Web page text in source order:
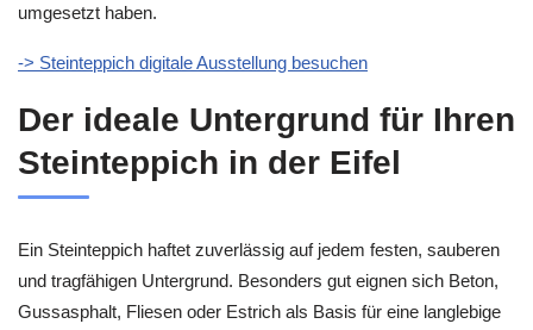
umgesetzt haben.
-> Steinteppich digitale Ausstellung besuchen
Der ideale Untergrund für Ihren
Steinteppich in der Eifel
Ein Steinteppich haftet zuverlässig auf jedem festen, sauberen
und tragfähigen Untergrund. Besonders gut eignen sich Beton,
Gussasphalt, Fliesen oder Estrich als Basis für eine langlebige